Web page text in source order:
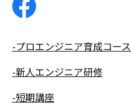
-プロエンジニア育成コース
-新人エンジニア研修
-短期講座